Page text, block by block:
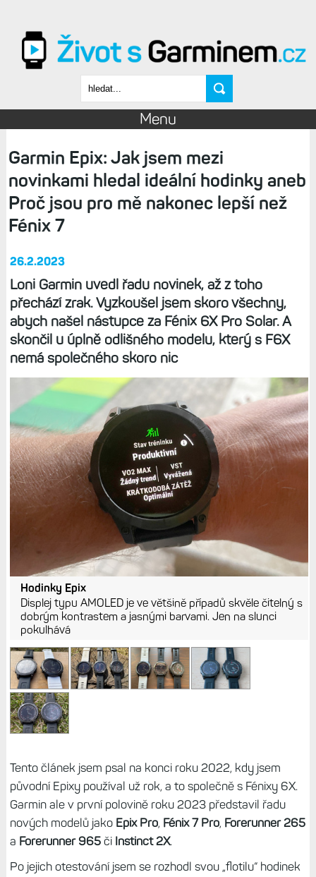
Vyhledávání
Menu
Garmin Epix: Jak jsem mezi
novinkami hledal ideální hodinky aneb
Proč jsou pro mě nakonec lepší než
Fénix 7
26.2.2023
Loni Garmin uvedl řadu novinek, až z toho
přechází zrak. Vyzkoušel jsem skoro všechny,
abych našel nástupce za Fénix 6X Pro Solar. A
skončil u úplně odlišného modelu, který s F6X
nemá společného skoro nic
Hodinky Epix
Displej typu AMOLED je ve většině případů skvěle čitelný s
dobrým kontrastem a jasnými barvami. Jen na slunci
pokulhává
Tento článek jsem psal na konci roku 2022, kdy jsem
původní Epixy používal už rok, a to společně s Fénixy 6X.
Garmin ale v první polovině roku 2023 představil řadu
nových modelů jako Epix Pro, Fénix 7 Pro, Forerunner 265
a Forerunner 965či Instinct 2X.
Po jejich otestování jsem se rozhodl svou „flotilu“ hodinek